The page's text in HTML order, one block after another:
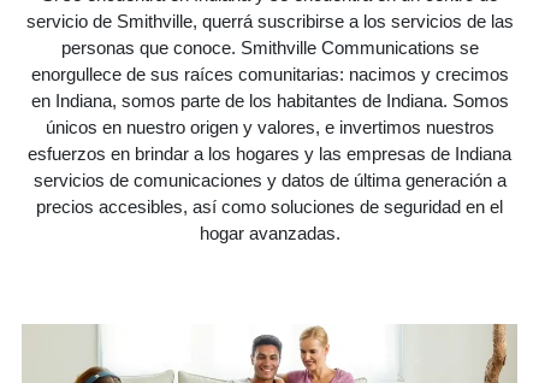
servicio de Smithville, querrá suscribirse a los servicios de las
personas que conoce. Smithville Communications se
enorgullece de sus raíces comunitarias: nacimos y crecimos
en Indiana, somos parte de los habitantes de Indiana. Somos
únicos en nuestro origen y valores, e invertimos nuestros
esfuerzos en brindar a los hogares y las empresas de Indiana
servicios de comunicaciones y datos de última generación a
precios accesibles, así como soluciones de seguridad en el
hogar avanzadas.